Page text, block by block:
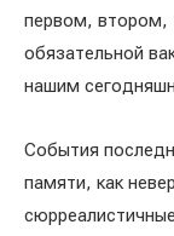
первом, втором,
обязательной
нашим
События
памяти, как